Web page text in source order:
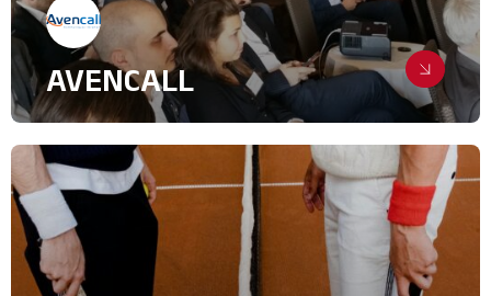
AVENCALL
Des voyages de presse au coeur des
Relations Presse
Industrie, intralogistique & Services
B2B